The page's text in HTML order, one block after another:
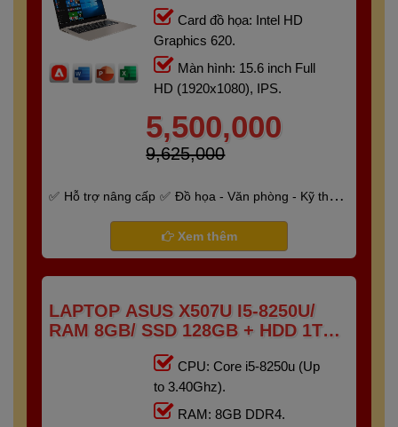
Card đồ họa: Intel HD
Graphics 620.
Màn hình: 15.6 inch Full
HD (1920x1080), IPS.
5,500,000
9,625,000
Hỗ trợ nâng cấp
Đồ họa - Văn phòng - Kỹ thuật
Bảo hành 6 tháng
Xem thêm
LAPTOP ASUS X507U I5-8250U/
RAM 8GB/ SSD 128GB + HDD 1TB
CPU: Core i5-8250u (Up
to 3.40Ghz).
RAM: 8GB DDR4.